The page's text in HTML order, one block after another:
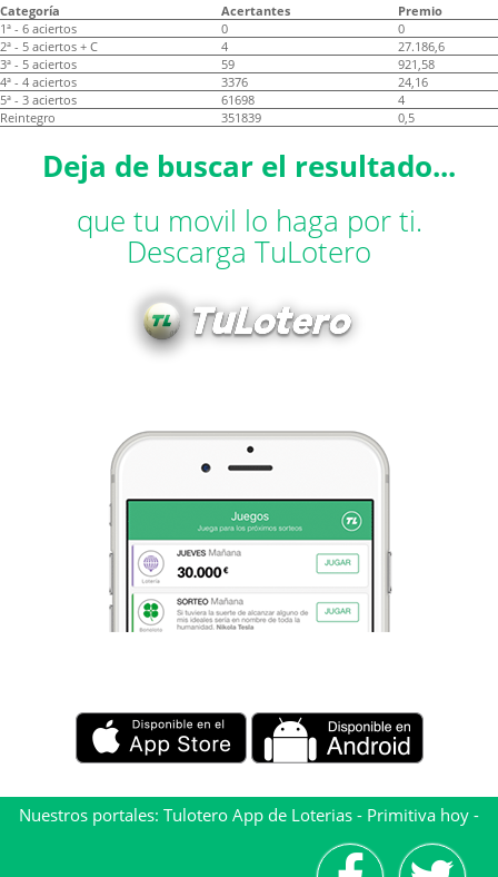
Categoría Acertantes
Premio
1ª - 6 aciertos
0
0
2ª - 5 aciertos + C
4
27.186,6
3ª - 5 aciertos
59
921,58
4ª - 4 aciertos
3376
24,16
5ª - 3 aciertos
61698
4
Reintegro
351839 0,5
Deja de buscar el resultado...
que tu movil lo haga por ti.
Descarga TuLotero
Nuestros portales: Tulotero App de Loterias - Primitiva hoy -